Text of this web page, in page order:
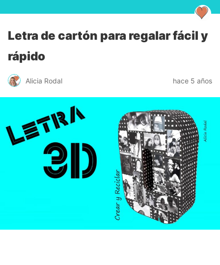
Letra de cartón para regalar fácil y
rápido
Alicia Rodal hace 5 años